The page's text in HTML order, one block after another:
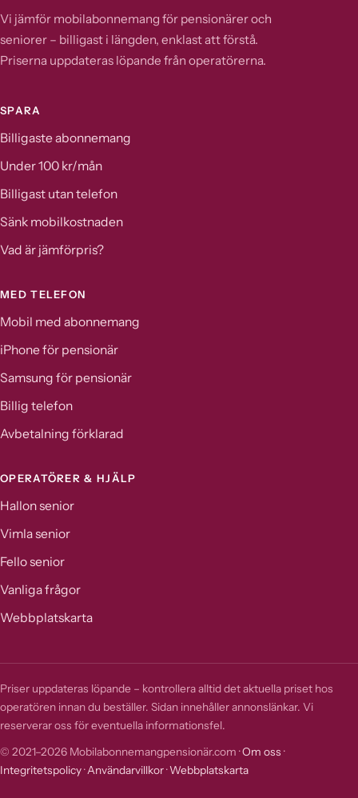
Vi jämför mobilabonnemang för pensionärer och
seniorer – billigast i längden, enklast att förstå.
Priserna uppdateras löpande från operatörerna.
SPARA
Billigaste abonnemang
Under 100 kr/mån
Billigast utan telefon
Sänk mobilkostnaden
Vad är jämförpris?
MED TELEFON
Mobil med abonnemang
iPhone för pensionär
Samsung för pensionär
Billig telefon
Avbetalning förklarad
OPERATÖRER & HJÄLP
Hallon senior
Vimla senior
Fello senior
Vanliga frågor
Webbplatskarta
Priser uppdateras löpande – kontrollera alltid det aktuella priset hos
operatören innan du beställer. Sidan innehåller annonslänkar. Vi
reserverar oss för eventuella informationsfel.
© 2021–2026 Mobilabonnemangpensionär.com ·Om oss ·
Integritetspolicy·Användarvillkor·Webbplatskarta